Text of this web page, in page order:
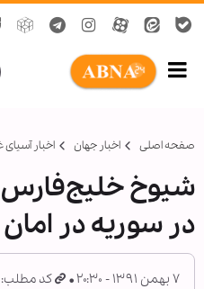
صفحه اصلی اخبار جهان اخبار آسیای
شیوخ خلیج‌فارس
در سوریه در
۷ بهمن ۱۳۹۱ - ۲۰:۳۰ کد مطلب: